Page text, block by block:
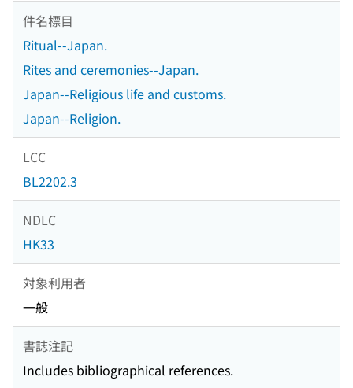
件名標目
Ritual--Japan.
Rites and ceremonies--Japan.
Japan--Religious life and customs.
Japan--Religion.
LCC
BL2202.3
NDLC
HK33
対象利用者
一般
書誌注記
Includes bibliographical references.